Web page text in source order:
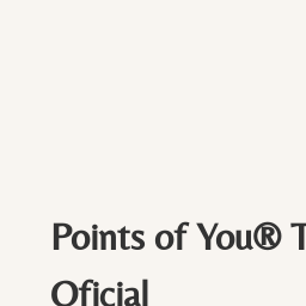
Points of You®
Oficial